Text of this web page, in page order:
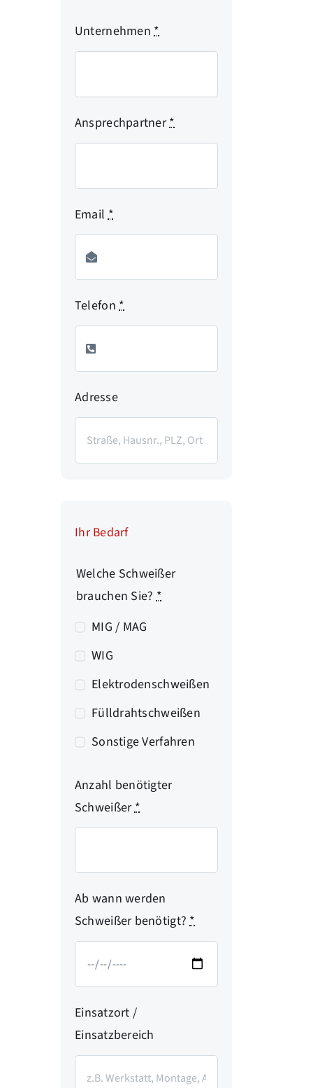
Unternehmen*
Ansprechpartner*
Email*
Telefon*
Adresse
Ihr Bedarf
Welche Schweißer
brauchen Sie?*
MIG / MAG
WIG
Elektrodenschweißen
Fülldrahtschweißen
Sonstige Verfahren
Anzahl benötigter
Schweißer*
Ab wann werden
Schweißer benötigt?*
Einsatzort /
Einsatzbereich